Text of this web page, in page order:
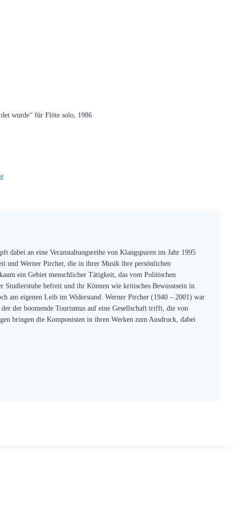
wurde“ für Flöte solo, 1986
dabei an eine Veranstaltungsreihe von Klangspuren im Jahr 1995
und Werner Pircher, die in ihrer Musik ihre persönlichen
ein Gebiet menschlicher Tätigkeit, das vom Politischen
Studierstube befreit und ihr Können wie kritisches Bewusstsein in
am eigenen Leib im Widerstand. Werner Pircher (1940 – 2001) war
der boomende Tourismus auf eine Gesellschaft trifft, die von
bringen die Komponisten in ihren Werken zum Ausdruck, dabei